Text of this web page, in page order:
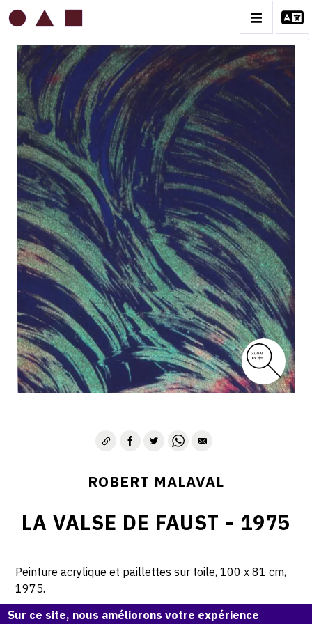
ROBERT MALAVAL
BIOGRAPHIE
CATALOGUE DES OEUVRES
CONTACT
ROBERT MALAVAL
LA VALSE DE FAUST - 1975
Peinture acrylique et paillettes sur toile, 100 x 81 cm,
1975.
Sur ce site, nous améliorons votre expérience